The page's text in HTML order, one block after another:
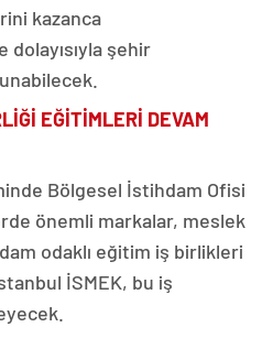
kazanca
şehir
EĞİTİMLERİ DEVAM
Bölgesel İstihdam Ofisi
önemli markalar, meslek
odaklı eğitim iş birlikleri
İSMEK, bu iş